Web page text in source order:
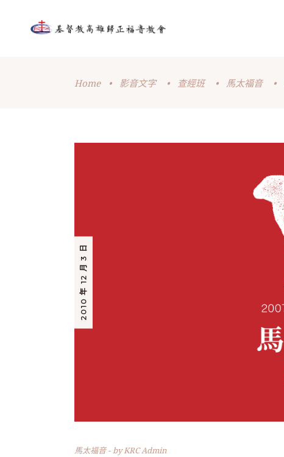
Home • 影音文字 • 查經班 • 馬太福音 •
2010 年 12 月 3 日
馬太福音 byKRC Admin